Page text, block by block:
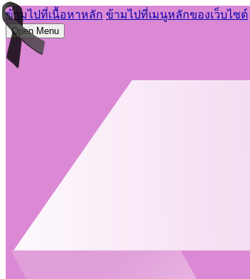
ข้ามไปที่เนื้อหาหลัก ข้ามไปที่เมนูหลักของเว็บไซต์
Open Menu